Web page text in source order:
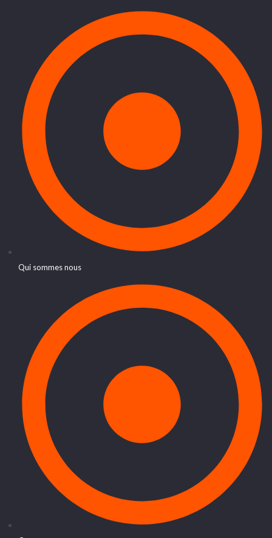
Qui sommes nous